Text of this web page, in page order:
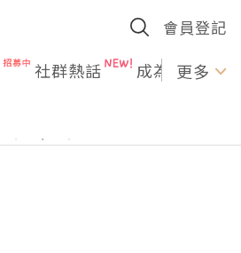
會員登記
社群熱話 成為U更多